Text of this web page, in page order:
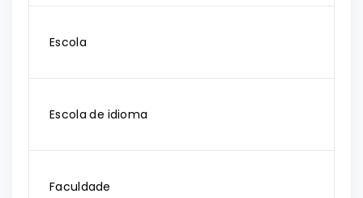
Escola
Escola de idioma
Faculdade